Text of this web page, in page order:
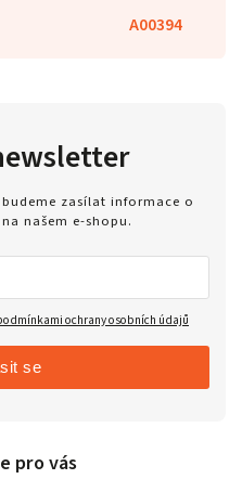
A00394
zasílat informace o
našem e-shopu.
ochrany osobních údajů
se
pro vás